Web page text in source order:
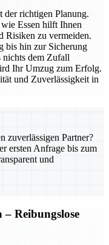
der richtigen Planung.
Essen hilft Ihnen
Risiken zu vermeiden.
bis hin zur Sicherung
nichts dem Zufall
Ihr Umzug zum Erfolg.
und Zuverlässigkeit in
zuverlässigen Partner?
ersten Anfrage bis zum
und
Reibungslose